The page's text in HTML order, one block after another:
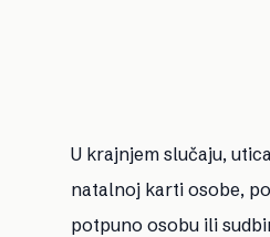
U krajnjem slučaju,
natalnoj karti osobe,
potpuno osobu ili